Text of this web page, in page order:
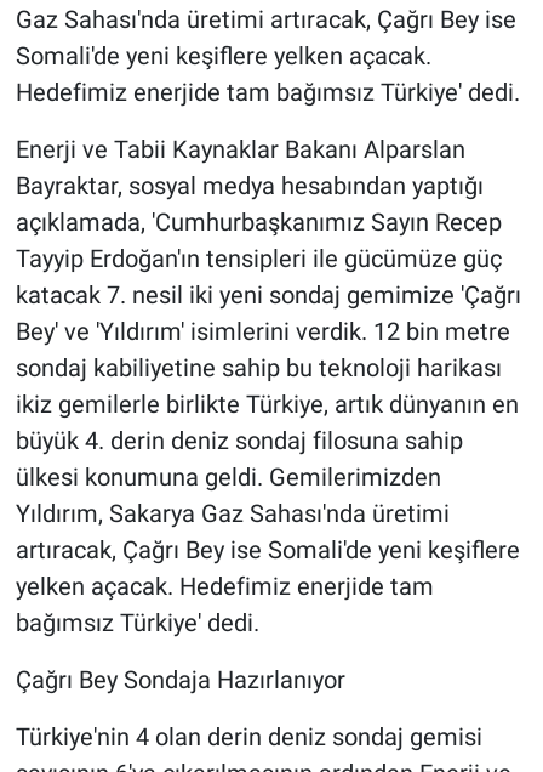
Gaz Sahası'nda üretimi artıracak, Çağrı Bey ise
Somali'de yeni keşiflere yelken açacak.
Hedefimiz enerjide tam bağımsız Türkiye' dedi.
Enerji ve Tabii Kaynaklar Bakanı Alparslan
Bayraktar, sosyal medya hesabından yaptığı
açıklamada, 'Cumhurbaşkanımız Sayın Recep
Tayyip Erdoğan'ın tensipleri ile gücümüze güç
katacak 7. nesil iki yeni sondaj gemimize 'Çağrı
Bey' ve 'Yıldırım' isimlerini verdik. 12 bin metre
sondaj kabiliyetine sahip bu teknoloji harikası
ikiz gemilerle birlikte Türkiye, artık dünyanın en
büyük 4. derin deniz sondaj filosuna sahip
ülkesi konumuna geldi. Gemilerimizden
Yıldırım, Sakarya Gaz Sahası'nda üretimi
artıracak, Çağrı Bey ise Somali'de yeni keşiflere
yelken açacak. Hedefimiz enerjide tam
bağımsız Türkiye' dedi.
Çağrı Bey Sondaja Hazırlanıyor
Türkiye'nin 4 olan derin deniz sondaj gemisi